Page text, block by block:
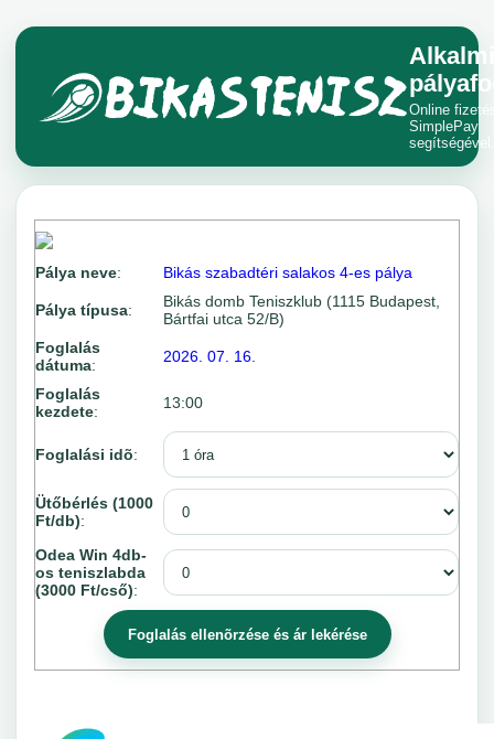
Alkalmi
Online
SimplePay
segítségével.
Pálya neve: Bikás szabadtéri salakos 4-es pálya
Pálya típusa:
Bikás domb Teniszklub (1115 Budapest,
Bártfai utca 52/B)
Foglalás
dátuma: 2026. 07. 16.
Foglalás
kezdete: 13:00
Foglalási idõ:
Ütőbérlés (1000
Ft/db):
Odea Win 4db-
os teniszlabda
(3000 Ft/cső):